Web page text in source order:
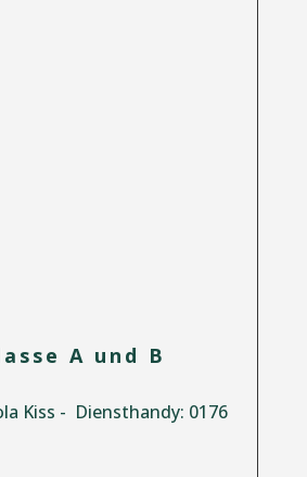
A und B
Kiss - Diensthandy: 0176